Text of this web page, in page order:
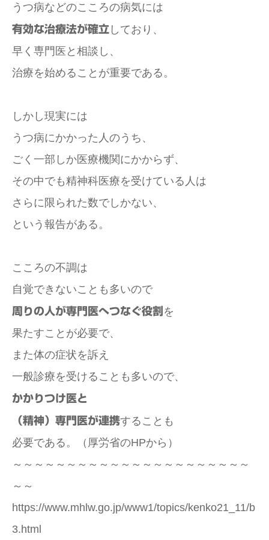
うつ病などのこころの病気には
有効な治療法が確立 しており、
早く専門医と相談し、
治療を始めることが重要である。
しかし現実には
うつ病にかかった人のうち、
ごく一部しか医療機関にかからず、
その中でも精神科医療を受けている人は
さらに限られた数でしかない、
という報告がある。
こころの不調は
自覚できないことも多いので
周りの人が専門医へつなぐ役割 を
果たすことが必要で、
また体の症状を訴え
一般診療を受けることも多いので、
かかりつけ医と
（精神）専門医が連携することも
必要である。（厚労省のHPから）
～～～～～～～～～～～～～～～～～～～～～～
～～
https://www.mhlw.go.jp/www1/topics/kenko21_11/b
3.html